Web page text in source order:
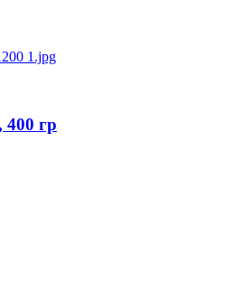
400 гр